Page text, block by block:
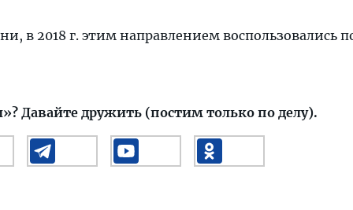
в 2018 г. этим направлением воспользовались
Давайте дружить (постим только по делу).